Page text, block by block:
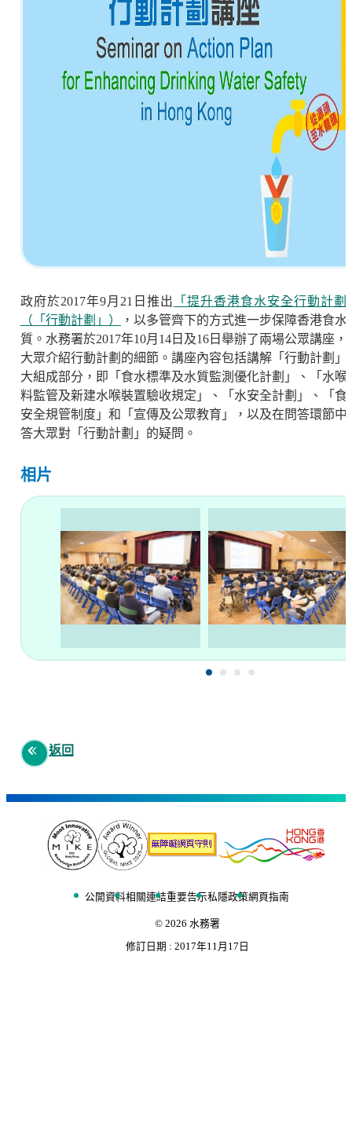
政府於2017年9月21日推出
「提升香港食水安全行動計劃
（「行動計劃」）
，以多管齊下的方式進一步保障香港食水
質。水務署於2017年10月14日及16日舉辦了兩場公眾講座，
大眾介紹行動計劃的細節。講座內容包括講解「行動計劃」
大組成部分，即「食水標準及水質監測優化計劃」、「水喉
料監管及新建水喉裝置驗收規定」、「水安全計劃」、「食
安全規管制度」和「宣傳及公眾教育」，以及在問答環節中
答大眾對「行動計劃」的疑問。
相片
返回
公開資料相關連結重要告示私隱政策網頁指南
© 2026 水務署
修訂日期 : 2017年11月17日